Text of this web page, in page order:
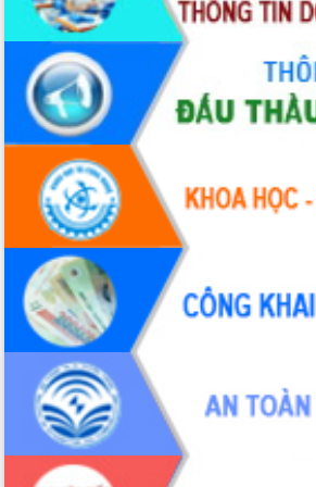
UBND tỉnh họp báo định kỳ tháng 4
năm 2026
Hội thảo khoa học “Giải pháp thúc đẩy
phát triển nền kinh tế xanh tại tỉnh
Đắk Lắk”
Tăng cường giám sát, đôn đốc thực
hiện nhiệm vụ quản lý tài sản công
hàng tuần
Tháo gỡ những vướng mắc, đẩy mạnh
công tác cải cách thủ tục hành chính
tại Trung tâm Phục vụ hành chính
công tỉnh
Đắk Lắk: Tôn vinh 46 giải pháp tại Hội
thi Sáng tạo Kỹ thuật 2024 - 2025
Đắk Lắk rà soát, điều chỉnh Đề án 190
về phát triển nuôi trồng thủy sản
Phó Chủ tịch UBND tỉnh Đắk Lắk
Trương Công Thái kiểm tra thực địa
Dự án cao tốc Khánh Hòa - Buôn Ma
Thuột